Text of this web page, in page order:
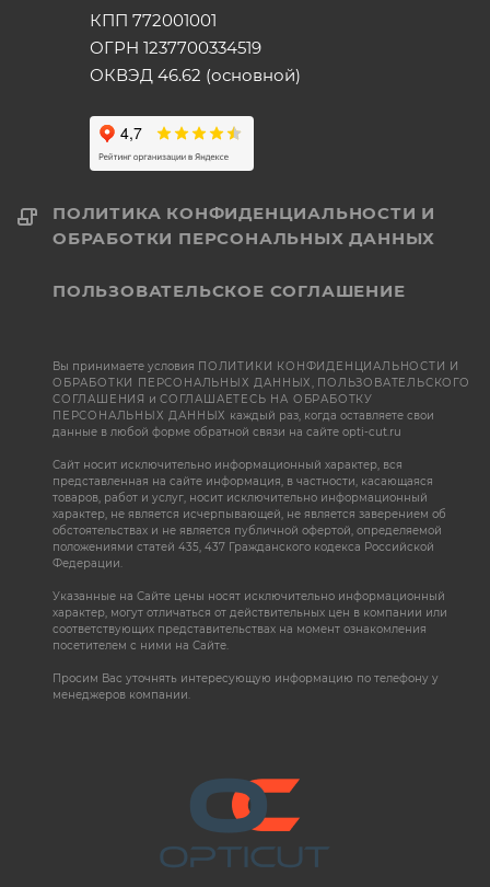
КПП 772001001
ОГРН 1237700334519
ОКВЭД 46.62 (основной)
ПОЛИТИКА КОНФИДЕНЦИАЛЬНОСТИ И
ОБРАБОТКИ ПЕРСОНАЛЬНЫХ ДАННЫХ
ПОЛЬЗОВАТЕЛЬСКОЕ СОГЛАШЕНИЕ
Вы принимаете условия ПОЛИТИКИ КОНФИДЕНЦИАЛЬНОСТИ И
ОБРАБОТКИ ПЕРСОНАЛЬНЫХ ДАННЫХ, ПОЛЬЗОВАТЕЛЬСКОГО
СОГЛАШЕНИЯ иСОГЛАШАЕТЕСЬ НА ОБРАБОТКУ
ПЕРСОНАЛЬНЫХ ДАННЫХ каждый раз, когда оставляете свои
данные в любой форме обратной связи на сайте opti-cut.ru
Сайт носит исключительно информационный характер, вся
представленная на сайте информация, в частности, касающаяся
товаров, работ и услуг, носит исключительно информационный
характер, не является исчерпывающей, не является заверением об
обстоятельствах и не является публичной офертой, определяемой
положениями статей 435, 437 Гражданского кодекса Российской
Федерации.
Указанные на Сайте цены носят исключительно информационный
характер, могут отличаться от действительных цен в компании или
соответствующих представительствах на момент ознакомления
посетителем с ними на Сайте.
Просим Вас уточнять интересующую информацию по телефону у
менеджеров компании.